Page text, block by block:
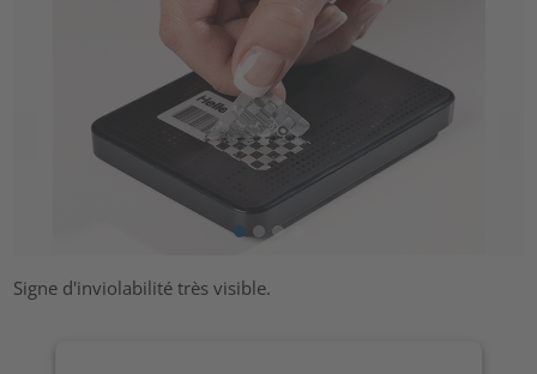
Signe d'inviolabilité très visible.